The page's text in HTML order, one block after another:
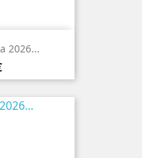
2026...